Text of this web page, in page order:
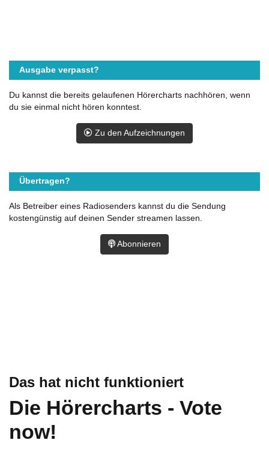
Das hat nicht funktioniert
Die Hörercharts - Vote
now!
Ausgabe verpasst?
Du kannst die bereits gelaufenen Hörercharts nachhören, wenn
du sie einmal nicht hören konntest.
Zu den Aufzeichnungen
Übertragen?
Als Betreiber eines Radiosenders kannst du die Sendung
kostengünstig auf deinen Sender streamen lassen.
Abonnieren